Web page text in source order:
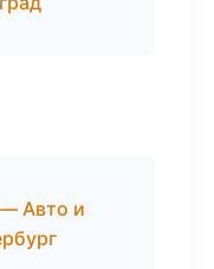
Авто и